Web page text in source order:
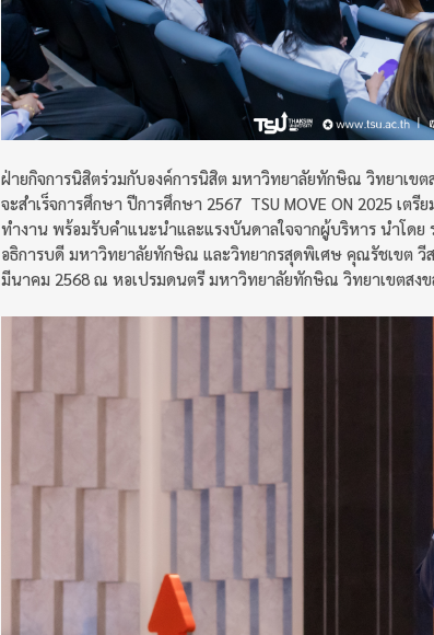
ฝ่ายกิจการนิสิตร่วมกับองค์การนิสิต มหาวิทยาลัยทักษิณ วิทยาเข
จะสำเร็จการศึกษา ปีการศึกษา 2567 TSU MOVE ON 2025 เต
ทำงาน พร้อมรับคำแนะนำและแรงบันดาลใจจากผู้บริหาร นำโดย
อธิการบดี มหาวิทยาลัยทักษิณ และวิทยากรสุดพิเศษ คุณรัชเขต วี
มีนาคม 2568 ณ หอเปรมดนตรี มหาวิทยาลัยทักษิณ วิทยาเขตสงข